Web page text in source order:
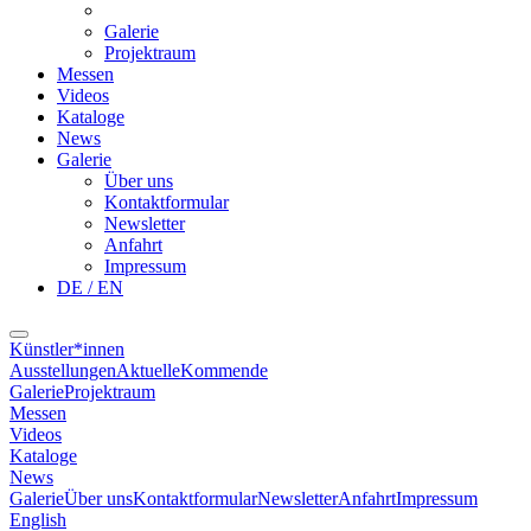
Galerie
Projektraum
Messen
Videos
Kataloge
News
Galerie
Über uns
Kontaktformular
Newsletter
Anfahrt
Impressum
DE / EN
Künstler*innen
AusstellungenAktuelleKommende
GalerieProjektraum
Messen
Videos
Kataloge
News
GalerieÜber unsKontaktformularNewsletterAnfahrtImpressum
English